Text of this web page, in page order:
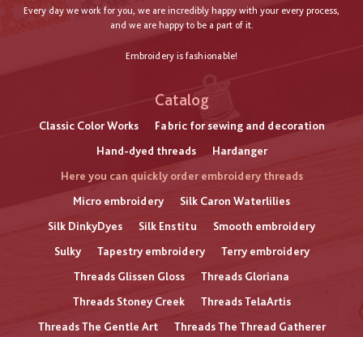
Every day we work for you, we are incredibly happy with your every process,
and we are happy to be a part of it.
Embroidery is fashionable!
Catalog
Classic Color Works
Fabric for sewing and decoration
Hand-dyed threads
Hardanger
Here you can quickly order embroidery threads
Micro embroidery
Silk Caron Waterlilies
Silk DinkyDyes
Silk Enstitu
Smooth embroidery
Sulky
Tapestry embroidery
Terry embroidery
Threads Glissen Gloss
Threads Gloriana
Threads Stoney Creek
Threads TelaArtis
Threads The Gentle Art
Threads The Thread Gatherer